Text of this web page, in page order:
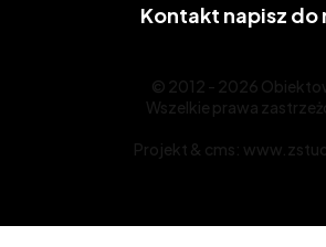
Kontakt napisz do
© 2012 - 2026
Wszelkie prawa
Projekt & cms: